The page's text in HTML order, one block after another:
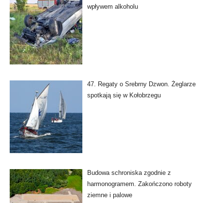
wpływem alkoholu
47. Regaty o Srebrny Dzwon. Żeglarze
spotkają się w Kołobrzegu
Budowa schroniska zgodnie z
harmonogramem. Zakończono roboty
ziemne i palowe